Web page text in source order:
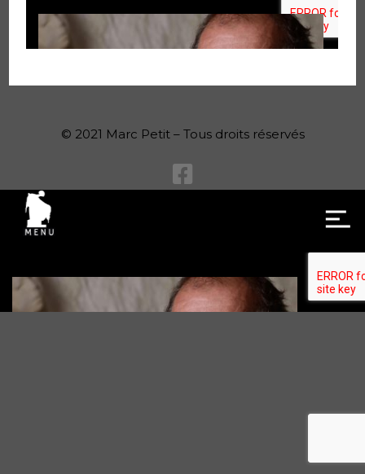
© 2021 Marc Petit – Tous droits réservés